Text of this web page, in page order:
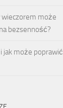
wieczorem może
bezsenność?
jak może poprawić